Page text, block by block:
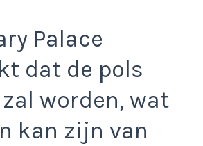
Palace
dat de pols
worden, wat
kan zijn van